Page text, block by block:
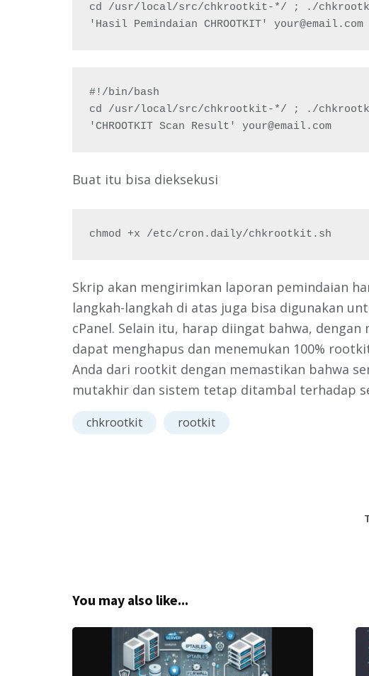
cd /usr/local/src/chkrootkit-*/ ; ./
'Hasil Pemindaian CHROOTKIT' your@email.com
#!/bin/bash
cd /usr/local/src/chkrootkit-*/ ; ./
'CHROOTKIT Scan Result' your@email.com
Buat itu bisa dieksekusi
chmod +x /etc/cron.daily/chkrootkit.sh
Skrip akan mengirimkan laporan pemindaian
langkah-langkah di atas juga bisa digunakan
cPanel. Selain itu, harap diingat bahwa,
dapat menghapus dan menemukan 100%
Anda dari rootkit dengan memastikan bahwa
mutakhir dan sistem tetap ditambal terhadap
chkrootkit rootkit
You may also like...